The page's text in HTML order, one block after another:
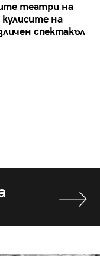
театри на
на
спектакъл